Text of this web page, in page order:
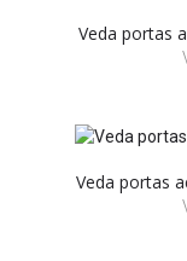
Veda portas
Veda portas